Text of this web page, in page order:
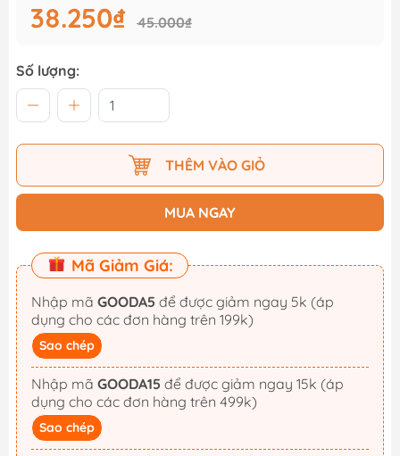
38.250₫ 45.000₫
Số lượng:
THÊM VÀO GIỎ
MUA NGAY
Mã Giảm Giá:
Nhập mã GOODA5
dụng cho các đơn hàng trên 199k)
Sao chép
Nhập mã GOODA15
dụng cho các đơn hàng trên 499k)
Sao chép